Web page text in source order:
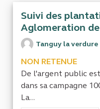
Suivi des
Aglomeration
Tanguy la verdure
NON RETENUE
De l'argent public
dans sa campagne
La...